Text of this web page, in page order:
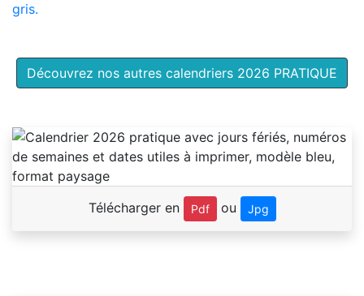
gris.
Découvrez nos autres calendriers 2026 PRATIQUE
Télécharger en Pdf ou Jpg